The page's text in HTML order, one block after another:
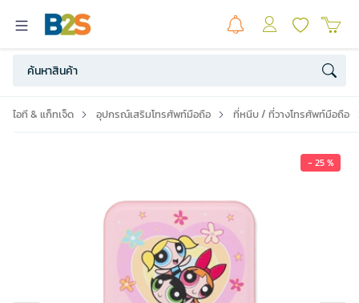
ไอที & แก็ทเจ็ด อุปกรณ์เสริมโทรศัพท์มือถือ ที่หนีบ / ที่วางโทรศัพท์มือถือ
- 25 %